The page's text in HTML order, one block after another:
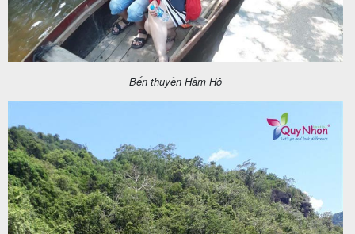
Bến thuyền Hầm Hô